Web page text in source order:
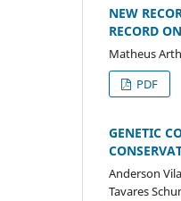
NEW
RECORD
Matheus
PDF
GENETIC
Anderson
Tavares